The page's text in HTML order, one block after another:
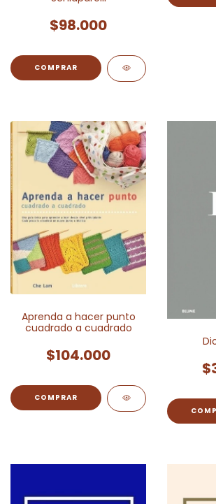
$98.000
Aprenda a hacer punto
cuadrado a cuadrado
$104.000